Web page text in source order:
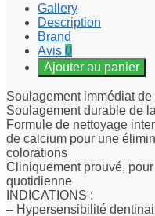
Gallery
Description
Brand
Avis 0
Ajouter au panier
Soulagement immédiat
Soulagement durable de
Formule de nettoyage
de calcium pour une
colorations
Cliniquement prouvé,
quotidienne
INDICATIONS :
– Hypersensibilité